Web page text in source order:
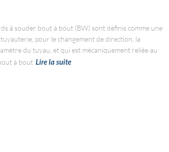
à souder bout à bout (BW) sont définis comme une
pour le changement de direction, la
du tuyau, et qui est mécaniquement reliée au
à bout Lire la suite